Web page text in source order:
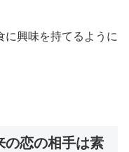
に興味を持てるように
恋の相手は素